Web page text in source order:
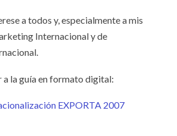
a todos y, especialmente a mis
Internacional y de
a la guía en formato digital:
EXPORTA 2007